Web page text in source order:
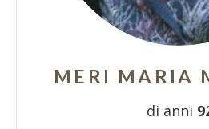
MERI MARIA
di anni